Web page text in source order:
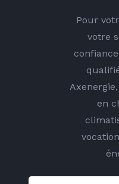
Pour
votre
en